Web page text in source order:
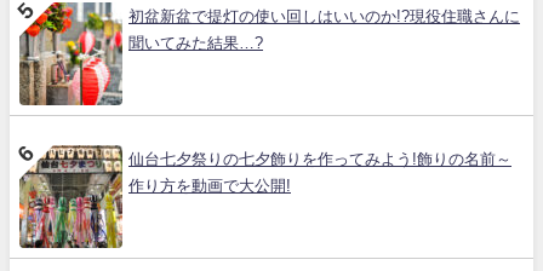
初盆新盆で提灯の使い回しはいいのか!?現役住職さんに
聞いてみた結果…?
仙台七夕祭りの七夕飾りを作ってみよう!飾りの名前～
作り方を動画で大公開!